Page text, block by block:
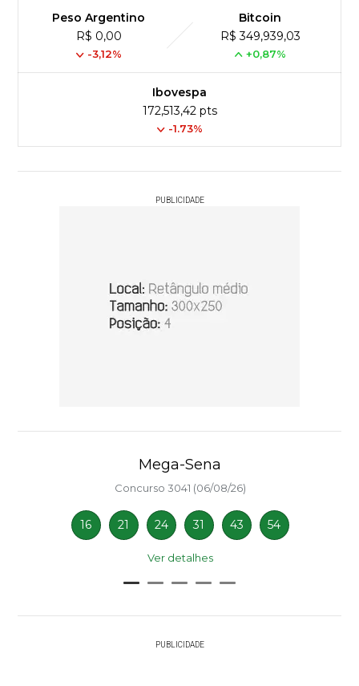
Peso Argentino
R$ 0,00
-3,12%
Bitcoin
R$ 349,939,03
+0,87%
Ibovespa
172,513,42 pts
-1.73%
PUBLICIDADE
Mega-Sena
Concurso 3041 (06/08/26)
16 21 24 31 43 54
Ver detalhes
PUBLICIDADE